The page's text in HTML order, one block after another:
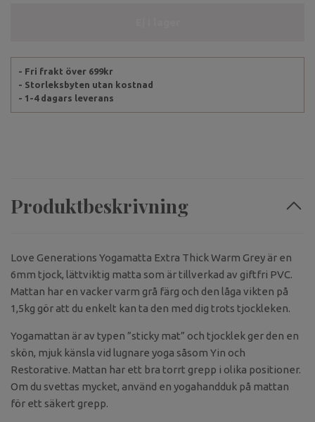
- Fri frakt över 699kr
- Storleksbyten utan kostnad
- 1-4 dagars leverans
Produktbeskrivning
Love Generations Yogamatta Extra Thick Warm Grey är en
6mm tjock, lättviktig matta som är tillverkad av giftfri PVC.
Mattan har en vacker varm grå färg och den låga vikten på
1,5kg gör att du enkelt kan ta den med dig trots tjockleken.
Yogamattan är av typen ”sticky mat” och tjocklek ger den en
skön, mjuk känsla vid lugnare yoga såsom Yin och
Restorative. Mattan har ett bra torrt grepp i olika positioner.
Om du svettas mycket, använd en yogahandduk på mattan
för ett säkert grepp.